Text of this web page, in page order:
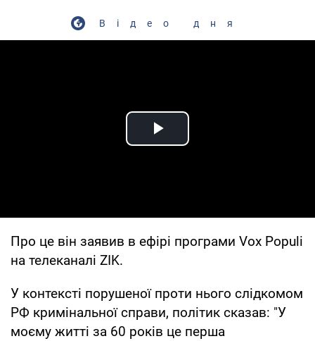
Відео дня
Play Video
Про це він заявив в ефірі програми Vox Populi
на телеканалі ZIK.
У контексті порушеної проти нього слідкомом
РФ кримінальної справи, політик сказав: "У
моєму житті за 60 років це перша